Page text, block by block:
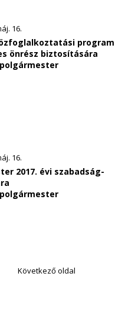
16.
program
önrész biztosítására
16.
2017. évi szabadság-
Következő oldal